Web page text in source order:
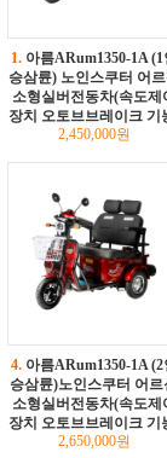
1. 아름ARum1350-1A (1
승삼륜) 노인스쿠터 어
소형실버전동차(속도제
장치 오토브브레이크 기
2,450,000원
4. 아름ARum1350-1A (2
승삼륜)노인스쿠터 어르
소형실버전동차(속도제
장치 오토브브레이크 기
2,650,000원